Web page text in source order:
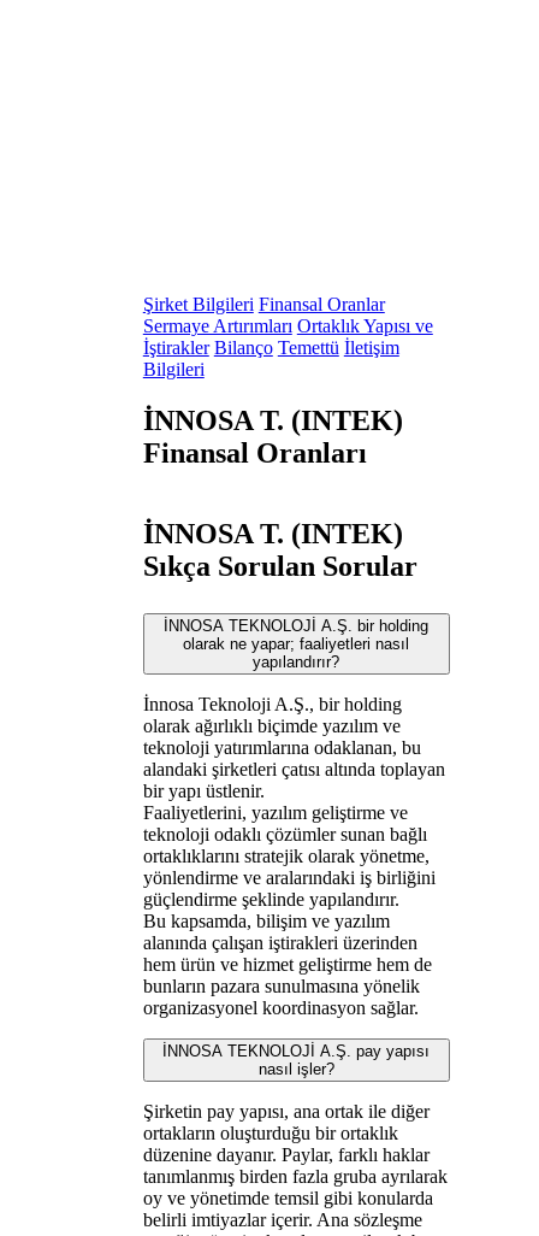
Şirket Bilgileri Finansal Oranlar
Sermaye Artırımları Ortaklık Yapısı ve
İştirakler Bilanço Temettü İletişim
Bilgileri
İNNOSA T. (INTEK)
Finansal Oranları
İNNOSA T. (INTEK)
Sıkça Sorulan Sorular
İNNOSA TEKNOLOJİ A.Ş. bir holding
olarak ne yapar; faaliyetleri nasıl
yapılandırır?
İnnosa Teknoloji A.Ş., bir holding
olarak ağırlıklı biçimde yazılım ve
teknoloji yatırımlarına odaklanan, bu
alandaki şirketleri çatısı altında toplayan
bir yapı üstlenir.
Faaliyetlerini, yazılım geliştirme ve
teknoloji odaklı çözümler sunan bağlı
ortaklıklarını stratejik olarak yönetme,
yönlendirme ve aralarındaki iş birliğini
güçlendirme şeklinde yapılandırır.
Bu kapsamda, bilişim ve yazılım
alanında çalışan iştirakleri üzerinden
hem ürün ve hizmet geliştirme hem de
bunların pazara sunulmasına yönelik
organizasyonel koordinasyon sağlar.
İNNOSA TEKNOLOJİ A.Ş. pay yapısı
nasıl işler?
Şirketin pay yapısı, ana ortak ile diğer
ortakların oluşturduğu bir ortaklık
düzenine dayanır. Paylar, farklı haklar
tanımlanmış birden fazla gruba ayrılarak
oy ve yönetimde temsil gibi konularda
belirli imtiyazlar içerir. Ana sözleşme